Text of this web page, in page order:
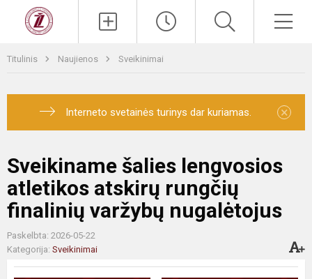
Titulinis Naujienos Sveikinimai
Interneto svetainės turinys dar kuriamas. ×
Sveikiname šalies lengvosios
atletikos atskirų rungčių
finalinių varžybų nugalėtojus
Paskelbta: 2026-05-22
Kategorija: Sveikinimai